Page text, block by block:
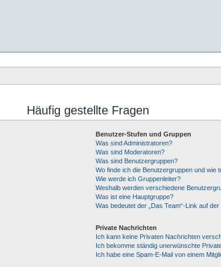
Häufig gestellte Fragen
Benutzer-Stufen und Gruppen
Was sind Administratoren?
Was sind Moderatoren?
Was sind Benutzergruppen?
Wo finde ich die Benutzergruppen und wie
Wie werde ich Gruppenleiter?
Weshalb werden verschiedene
Was ist eine Hauptgruppe?
Was bedeutet der „Das Team“-Link auf
Private Nachrichten
Ich kann keine Privaten Nachrichten
Ich bekomme ständig unerwünschte
Ich habe eine Spam-E-Mail von einem